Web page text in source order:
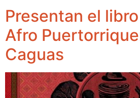
Presentan el
Afro
Caguas